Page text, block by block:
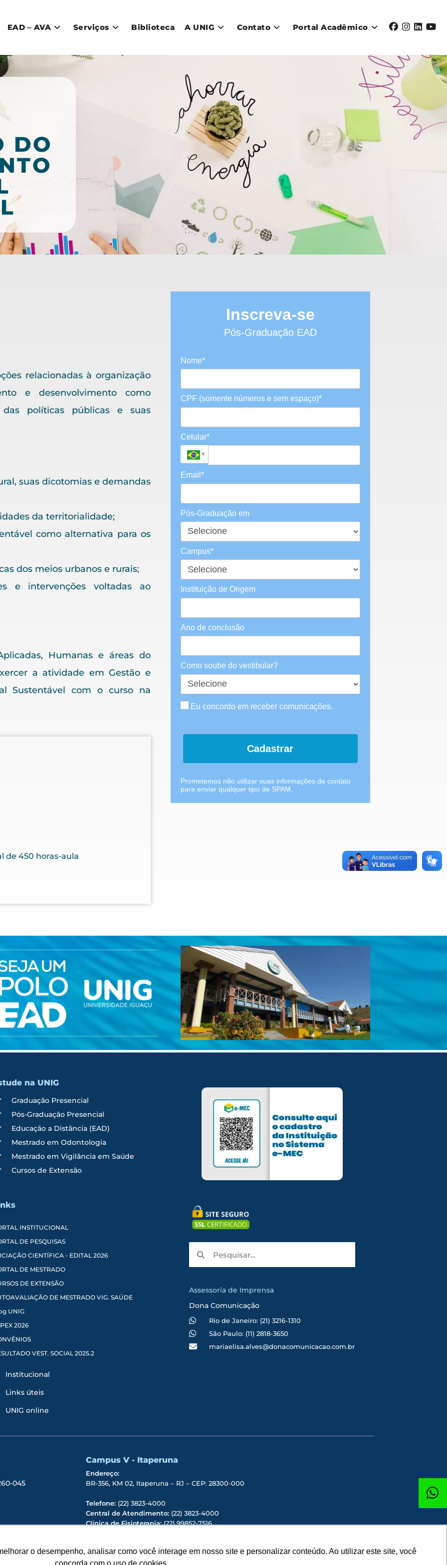
o desempenho, analisar como você interage em nosso site e personalizar conteúdo. Ao utilizar este site, você
concorda com o uso de cookies.
EAD – AVA Serviços Biblioteca A UNIG Contato Portal Acadêmico
DO
relacionadas à organização
e desenvolvimento como
políticas públicas e suas
suas dicotomias e demandas
da territorialidade;
como alternativa para os
dos meios urbanos e rurais;
e intervenções voltadas ao
Humanas e áreas do
a atividade em Gestão e
Sustentável com o curso na
de 450 horas-aula
Inscreva-se
Pós-Graduação EAD
Nome*
CPF (somente números e sem espaço)*
Celular*
Email*
Pós-Graduação em
Campus*
Instituição de Origem
Ano de conclusão
Como soube do vestibular?
Eu concordo em receber comunicações.
Cadastrar
Prometemos não utilizar suas informações de contato
para enviar qualquer tipo de SPAM.
na UNIG
Graduação Presencial
Pós-Graduação Presencial
Educação a Distância (EAD)
Mestrado em Odontologia
Mestrado em Vigilância em Saúde
Cursos de Extensão
INSTITUCIONAL
DE PESQUISAS
CIENTÍFICA - EDITAL 2026
DE MESTRADO
DE EXTENSÃO
DE MESTRADO VIG. SAÚDE
UNIG
2026
VEST. SOCIAL 2025.2
Institucional
Links úteis
UNIG online
Assessoria de Imprensa
Dona Comunicação
Rio de Janeiro: (21) 3216-1310
São Paulo: (11) 2818-3650
mariaelisa.alves@donacomunicacao.com.br
045
Campus V - Itaperuna
Endereço:
BR-356, KM 02, Itaperuna – RJ – CEP: 28300-000
Telefone: (22) 3823-4000
Central de Atendimento: (22) 3823-4000
Clínica de Fisioterapia:(22) 99852-7516